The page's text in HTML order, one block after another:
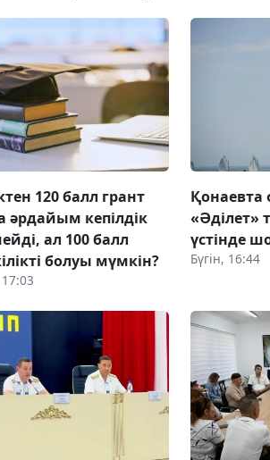
120 балл грант
әрдайым кепілдік
ал 100 балл
болуы мүмкін?
17:03
«Әділет»
үстінде
Бүгін, 16:44